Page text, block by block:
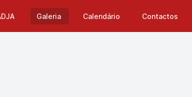
Galeria Calendário Contactos